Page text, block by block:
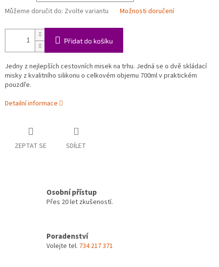
Můžeme doručit do: Zvolte variantu Možnosti doručení
Přidat do košíku
Jedny z nejlepších cestovních misek na trhu. Jedná se o dvě skládací
misky z kvalitního silikonu o celkovém objemu 700ml v praktickém
pouzdře.
Detailní informace
ZEPTAT SE SDÍLET
Osobní přístup
Přes 20 let zkušeností.
Poradenství
Volejte tel. 734 217 371